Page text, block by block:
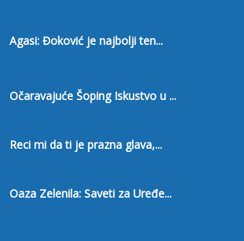
Agasi: Đoković je najbolji ten...
Očaravajuće Šoping Iskustvo u ...
Reci mi da ti je prazna glava,...
Oaza Zelenila: Saveti za Uređe...